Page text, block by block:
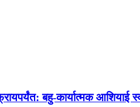
बहु-कार्यात्मक आशियाई